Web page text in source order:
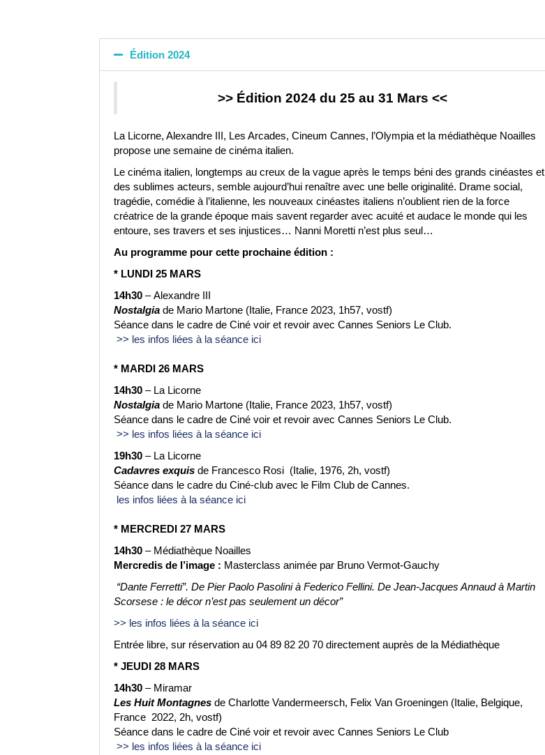
Édition 2024
>> Édition 2024 du 25 au 31 Mars <<
La Licorne, Alexandre III, Les Arcades, Cineum Cannes, l’Olympia et la médiathèque Noailles
propose une semaine de cinéma italien.
Le cinéma italien, longtemps au creux de la vague après le temps béni des grands cinéastes et
des sublimes acteurs, semble aujourd’hui renaître avec une belle originalité. Drame social,
tragédie, comédie à l’italienne, les nouveaux cinéastes italiens n’oublient rien de la force
créatrice de la grande époque mais savent regarder avec acuité et audace le monde qui les
entoure, ses travers et ses injustices… Nanni Moretti n’est plus seul…
Au programme pour cette prochaine édition :
* LUNDI 25 MARS
14h30 – Alexandre III
Nostalgia de Mario Martone (Italie, France 2023, 1h57, vostf)
Séance dans le cadre de Ciné voir et revoir avec Cannes Seniors Le Club.
>> les infos liées à la séance ici
* MARDI 26 MARS
14h30 – La Licorne
Nostalgia de Mario Martone (Italie, France 2023, 1h57, vostf)
Séance dans le cadre de Ciné voir et revoir avec Cannes Seniors Le Club.
>> les infos liées à la séance ici
19h30 – La Licorne
Cadavres exquis de Francesco Rosi (Italie, 1976, 2h, vostf)
Séance dans le cadre du Ciné-club avec le Film Club de Cannes.
les infos liées à la séance ici
* MERCREDI 27 MARS
14h30 – Médiathèque Noailles
Mercredis de l’image : Masterclass animée par Bruno Vermot-Gauchy
“Dante Ferretti”. De Pier Paolo Pasolini à Federico Fellini. De Jean-Jacques Annaud à Martin
Scorsese : le décor n’est pas seulement un décor”
>> les infos liées à la séance ici
Entrée libre, sur réservation au 04 89 82 20 70 directement auprès de la Médiathèque
* JEUDI 28 MARS
14h30 – Miramar
Les Huit Montagnes de Charlotte Vandermeersch, Felix Van Groeningen (Italie, Belgique,
France 2022, 2h, vostf)
Séance dans le cadre de Ciné voir et revoir avec Cannes Seniors Le Club
>> les infos liées à la séance ici